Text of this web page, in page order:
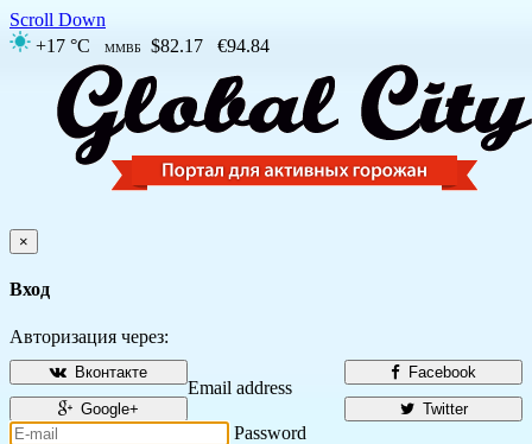
Scroll Down
+17 °C
ММВБ $82.17 €94.84
×
Вход
Авторизация через:
Facebook
Вконтакте
Twitter
Google+
Email address
Password